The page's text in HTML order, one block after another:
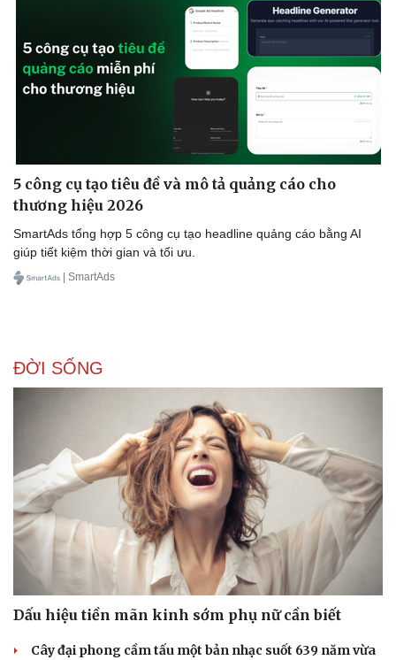
5 công cụ tạo tiêu đề và mô tả quảng cáo cho
thương hiệu 2026
SmartAds tổng hợp 5 công cụ tạo headline quảng cáo bằng AI
giúp tiết kiệm thời gian và tối ưu.
| SmartAds
ĐỜI SỐNG
Dấu hiệu tiền mãn kinh sớm phụ nữ cần biết
Cây đại phong cầm tấu một bản nhạc suốt 639 năm vừa